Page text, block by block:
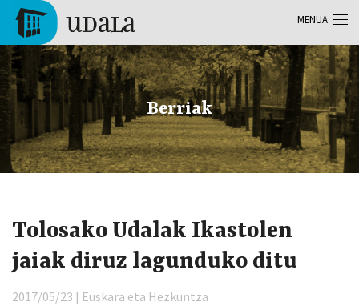
Skip to main content
Tolosa
Berriak
Tolosako Udalak Ikastolen
jaiak diruz lagunduko ditu
2017/05/23 | Euskara eta Hezkuntza
MENUA